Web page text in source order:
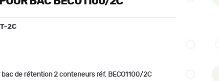
2C
de rétention 2 conteneurs réf. BECO1100/2C